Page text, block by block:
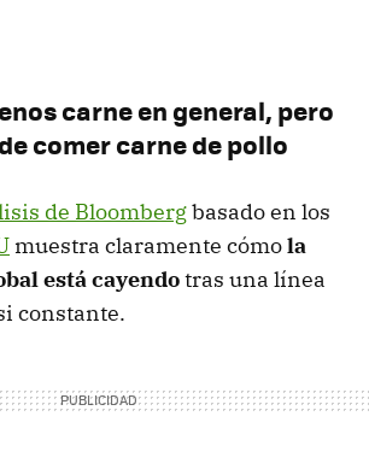
carne en general, pero
comer carne de pollo
de Bloombergbasado en los
muestra claramente cómola
está cayendotras una línea
constante.